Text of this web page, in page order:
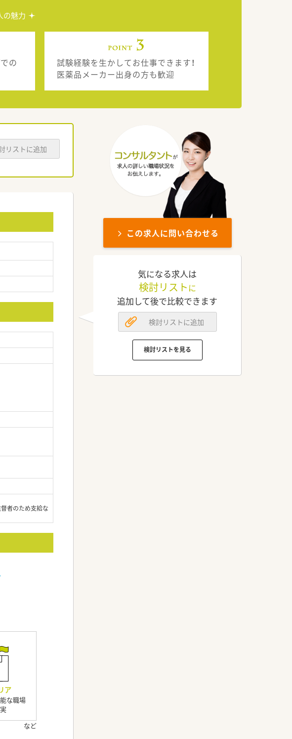
の魅力
の
試験経験を生かしてお仕事できます！
医薬品メーカー出身の方も歓迎
リストに追加
者のため支給な
ア
な職場
この求人に問い合わせる
気になる求人は
検討リスト に
追加して後で比較できます
検討リストに追加
検討リストを見る